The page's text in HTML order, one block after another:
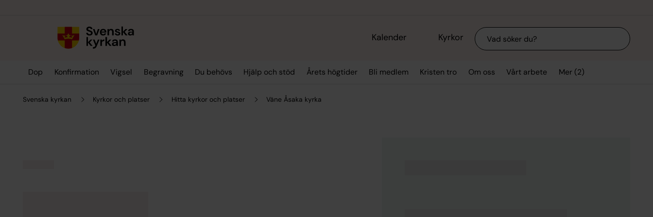
Kalender Kyrkor Sök
Dop Konfirmation Vigsel Begravning Du behövs Hjälp och stöd Årets högtider Bli medlem Kristen tro Om oss Vårt arbete Mer (2)
Svenska kyrkan Kyrkor och platser Hitta kyrkor och platser Väne Åsaka kyrka